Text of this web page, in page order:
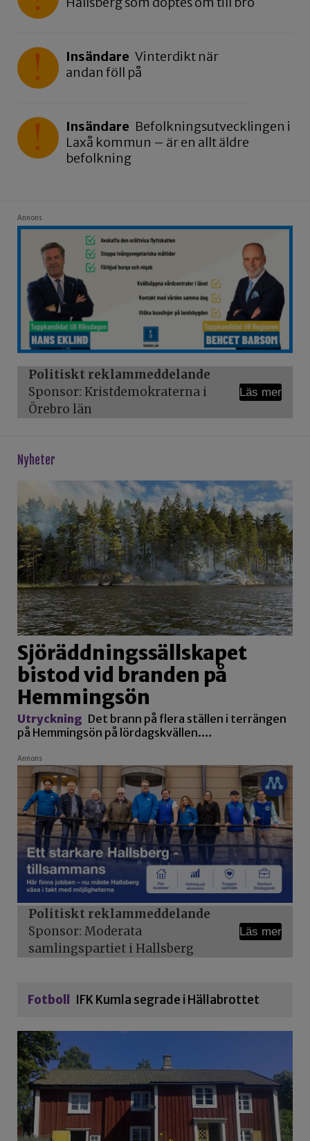
Insändare Vinterdikt när
andan föll på
Insändare Befolkningsutvecklingen i
Laxå kommun – är en allt äldre
befolkning
Annons
Politiskt reklammeddelande
Sponsor: Kristdemokraterna i
Örebro län
Läs mer
Nyheter
Sjöräddningssällskapet
bistod vid branden på
Hemmingsön
Utryckning Det brann på flera ställen i terrängen
på Hemmingsön på lördagskvällen.…
Annons
Politiskt reklammeddelande
Sponsor: Moderata
samlingspartiet i Hallsberg
Läs mer
Fotboll IFK Kumla segrade i Hällabrottet